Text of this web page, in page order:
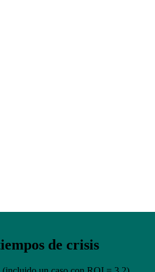
animal: el éxito